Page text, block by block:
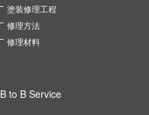
塗装修理工程
修理方法
修理材料
B to B Service